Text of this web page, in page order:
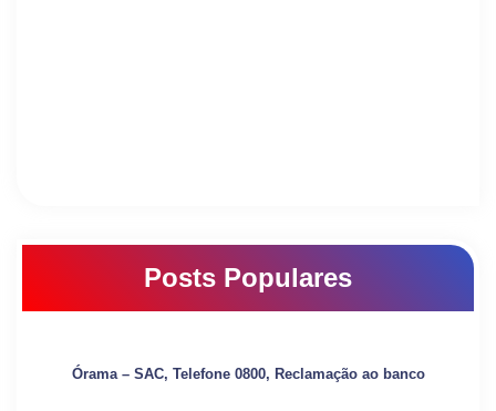
Posts Populares
Órama – SAC, Telefone 0800, Reclamação ao banco